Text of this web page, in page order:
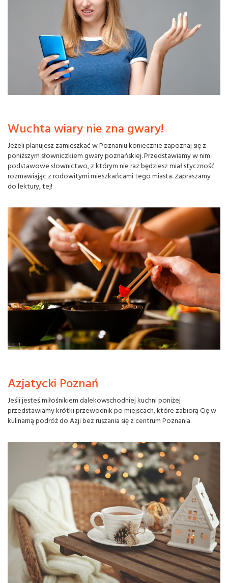
Wuchta wiary nie zna gwary!
Jeżeli planujesz zamieszkać w Poznaniu koniecznie zapoznaj się z
poniższym słowniczkiem gwary poznańskiej. Przedstawiamy w nim
podstawowe słownictwo, z którym nie raz będziesz miał styczność
rozmawiając z rodowitymi mieszkańcami tego miasta. Zapraszamy
do lektury, tej!
Azjatycki Poznań
Jeśli jesteś miłośnikiem dalekowschodniej kuchni poniżej
przedstawiamy krótki przewodnik po miejscach, które zabiorą Cię w
kulinarną podróż do Azji bez ruszania się z centrum Poznania.